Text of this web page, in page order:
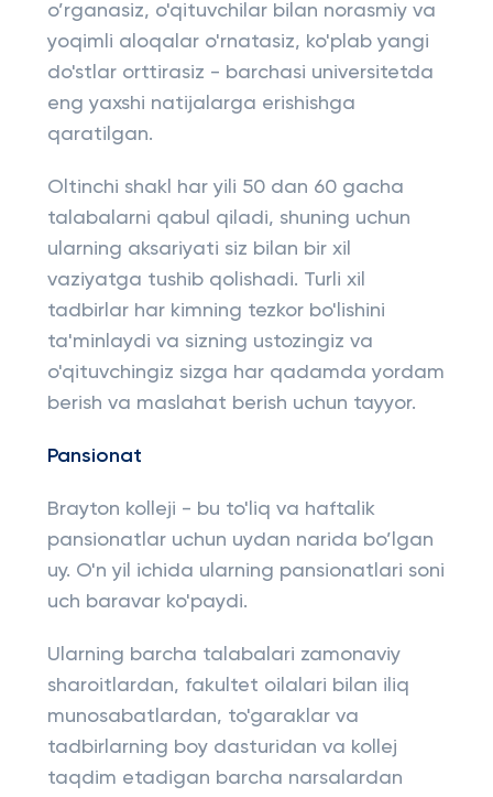
o’rganasiz, o'qituvchilar bilan norasmiy va
yoqimli aloqalar o'rnatasiz, ko'plab yangi
do'stlar orttirasiz - barchasi universitetda
eng yaxshi natijalarga erishishga
qaratilgan.
Oltinchi shakl har yili 50 dan 60 gacha
talabalarni qabul qiladi, shuning uchun
ularning aksariyati siz bilan bir xil
vaziyatga tushib qolishadi. Turli xil
tadbirlar har kimning tezkor bo'lishini
ta'minlaydi va sizning ustozingiz va
o'qituvchingiz sizga har qadamda yordam
berish va maslahat berish uchun tayyor.
Pansionat
Brayton kolleji - bu to'liq va haftalik
pansionatlar uchun uydan narida bo’lgan
uy. O'n yil ichida ularning pansionatlari soni
uch baravar ko'paydi.
Ularning barcha talabalari zamonaviy
sharoitlardan, fakultet oilalari bilan iliq
munosabatlardan, to'garaklar va
tadbirlarning boy dasturidan va kollej
taqdim etadigan barcha narsalardan